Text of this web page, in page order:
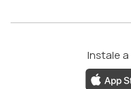
Instale